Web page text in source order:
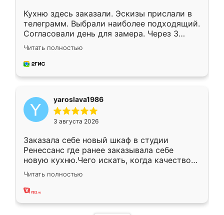
Кухню здесь заказали. Эскизы прислали в
телеграмм. Выбрали наиболее подходящий.
Согласовали день для замера. Через 3
недели кухня была уже готова. Остались
довольны работой. Спасибо Ренессанс
мебель за качественную работу!
Читать полностью
yaroslava1986
3 августа 2026
Заказала себе новый шкаф в студии
Ренессанс где ранее заказывала себе
новую кухню.Чего искать, когда качеством
вполне довольна. Служит кухня уже почти
два года, нареканий нет.
Читать полностью